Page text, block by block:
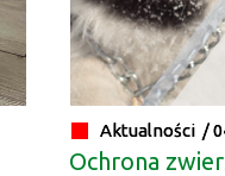
Aktualności /
Ochrona